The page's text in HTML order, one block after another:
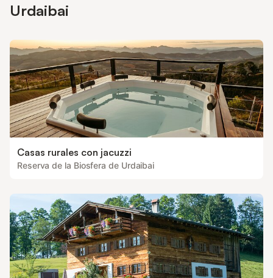
Urdaibai
Casas rurales con jacuzzi
Reserva de la Biosfera de Urdaibai